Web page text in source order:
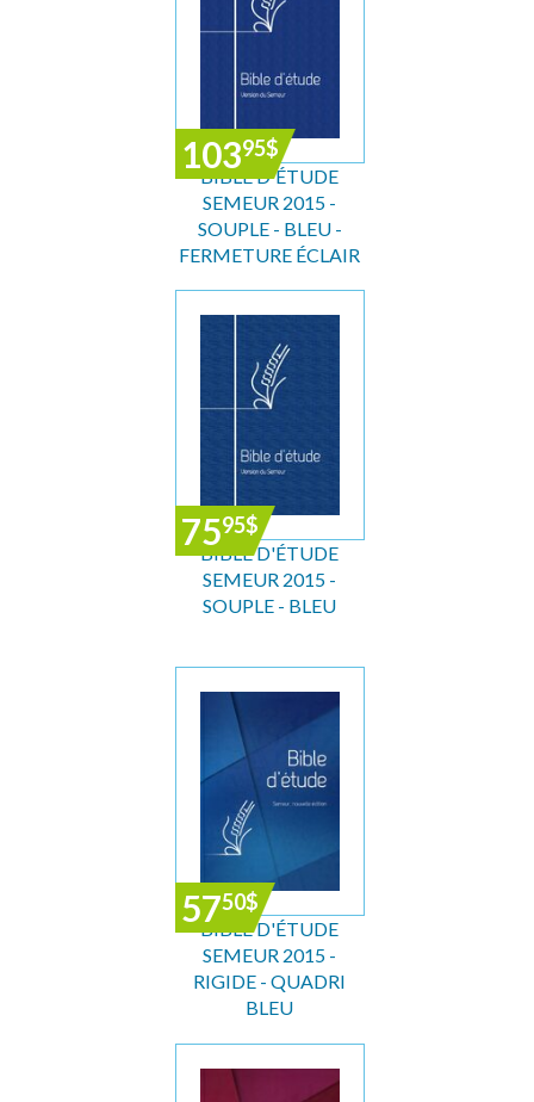
10395$
BIBLE D'ÉTUDE
SEMEUR 2015 -
SOUPLE - BLEU -
FERMETURE ÉCLAIR
7595$
BIBLE D'ÉTUDE
SEMEUR 2015 -
SOUPLE - BLEU
5750$
BIBLE D'ÉTUDE
SEMEUR 2015 -
RIGIDE - QUADRI
BLEU